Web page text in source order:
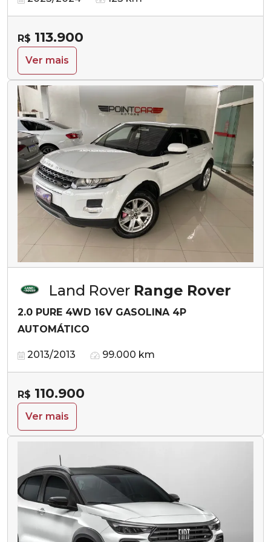
R$ 113.900
Ver mais
Land Rover Range Rover
2.0 PURE 4WD 16V GASOLINA 4P
AUTOMÁTICO
2013/2013 99.000 km
R$ 110.900
Ver mais